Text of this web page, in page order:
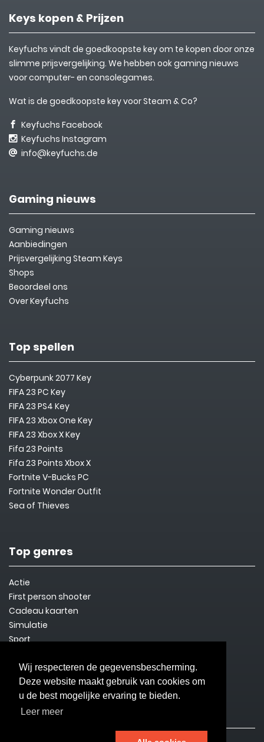
Wij respecteren de gegevensbescherming.
Deze website maakt gebruik van cookies om
u de best mogelijke ervaring te bieden.
Leer meer
Keys kopen & Prijzen
Keyfuchs vindt de goedkoopste key om te kopen door onze
slimme prijsvergelijking. We hebben ook gaming nieuws
voor computer- en consolegames.
Wat is de goedkoopste key voor Steam & Co?
Keyfuchs Facebook
Keyfuchs Instagram
info@keyfuchs.de
Gaming nieuws
Gaming nieuws
Aanbiedingen
Prijsvergelijking Steam Keys
Shops
Beoordeel ons
Over Keyfuchs
Top spellen
Cyberpunk 2077 Key
FIFA 23 PC Key
FIFA 23 PS4 Key
FIFA 23 Xbox One Key
FIFA 23 Xbox X Key
Fifa 23 Points
Fifa 23 Points Xbox X
Fortnite V-Bucks PC
Fortnite Wonder Outfit
Sea of Thieves
Top genres
Actie
First person shooter
Cadeau kaarten
Simulatie
Sport
Overleven
Informatie